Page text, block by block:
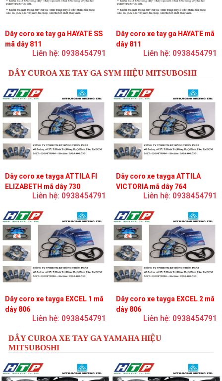
Dây coro xe tay ga HAYATE SS
mã dây 811
Liên hệ: 0938454791
Dây coro xe tay ga HAYATE mã
dây 811
Liên hệ: 0938454791
DÂY CUROA XE TAY GA SYM HIỆU MITSUBOSHI
Dây coro xe tayga ATTILA FI
ELIZABETH mã dây 730
Liên hệ: 0938454791
Dây coro xe tayga ATTILA
VICTORIA mã dây 764
Liên hệ: 0938454791
Dây coro xe tayga EXCEL 1 mã
dây 806
Liên hệ: 0938454791
Dây coro xe tayga EXCEL 2 mã
dây 806
Liên hệ: 0938454791
DÂY CUROA XE TAY GA YAMAHA HIỆU
MITSUBOSHI